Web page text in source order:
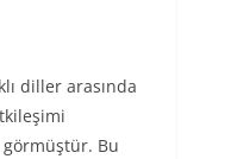
diller arasında
Bu